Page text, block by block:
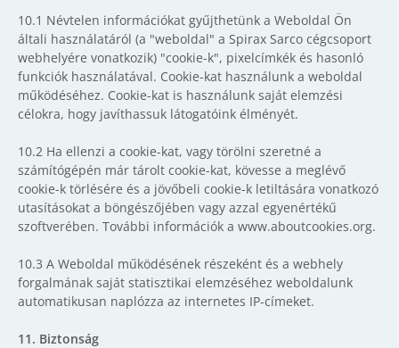
10.1 Névtelen információkat gyűjthetünk a Weboldal Ön
általi használatáról (a "weboldal" a Spirax Sarco cégcsoport
webhelyére vonatkozik) "cookie-k", pixelcímkék és hasonló
funkciók használatával. Cookie-kat használunk a weboldal
működéséhez. Cookie-kat is használunk saját elemzési
célokra, hogy javíthassuk látogatóink élményét.
10.2 Ha ellenzi a cookie-kat, vagy törölni szeretné a
számítógépén már tárolt cookie-kat, kövesse a meglévő
cookie-k törlésére és a jövőbeli cookie-k letiltására vonatkozó
utasításokat a böngészőjében vagy azzal egyenértékű
szoftverében. További információk a www.aboutcookies.org.
10.3 A Weboldal működésének részeként és a webhely
forgalmának saját statisztikai elemzéséhez weboldalunk
automatikusan naplózza az internetes IP-címeket.
11. Biztonság